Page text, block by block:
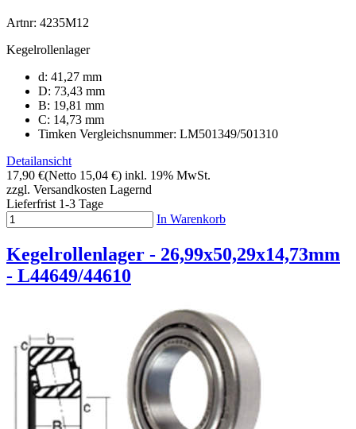
Artnr: 4235M12
Kegelrollenlager
d: 41,27 mm
D: 73,43 mm
B: 19,81 mm
C: 14,73 mm
Timken Vergleichsnummer: LM501349/501310
Detailansicht
17,90 €(Netto 15,04 €) inkl. 19% MwSt.
zzgl. Versandkosten Lagernd
Lieferfrist 1-3 Tage
In Warenkorb
Kegelrollenlager - 26,99x50,29x14,73mm
- L44649/44610